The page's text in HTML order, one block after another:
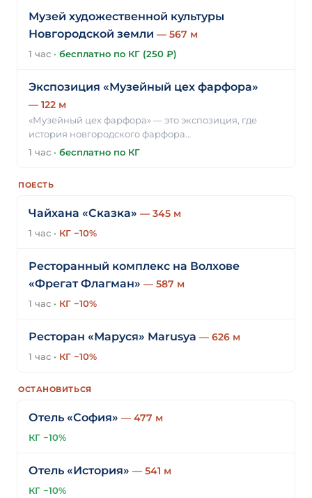
Музей художественной культуры
Новгородской земли — 567 м
1 час · бесплатно по КГ (250 ₽)
Экспозиция «Музейный цех фарфора»
— 122 м
«Музейный цех фарфора» — это экспозиция, где
история новгородского фарфора…
1 час · бесплатно по КГ
ПОЕСТЬ
Чайхана «Сказка» — 345 м
1 час · КГ −10%
Ресторанный комплекс на Волхове
«Фрегат Флагман» — 587 м
1 час · КГ −10%
Ресторан «Маруся» Marusya — 626 м
1 час · КГ −10%
ОСТАНОВИТЬСЯ
Отель «София» — 477 м
КГ −10%
Отель «История» — 541 м
КГ −10%